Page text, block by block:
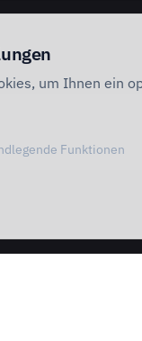
um Ihnen ein
Funktionen